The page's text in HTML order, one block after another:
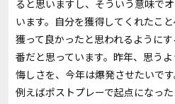
ると思いますし、そういう意味で
います。自分を獲得してくれたこ
獲って良かったと思われるように
番だと思っています。昨年、思う
悔しさを、今年は爆発させたいです
例えばポストプレーで起点になっ